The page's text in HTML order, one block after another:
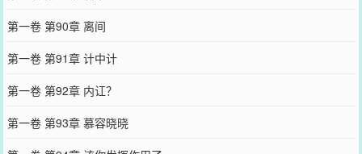
第一卷 第90章 离间
第一卷 第91章 计中计
第一卷 第92章 内讧？
第一卷 第93章 慕容晓晓